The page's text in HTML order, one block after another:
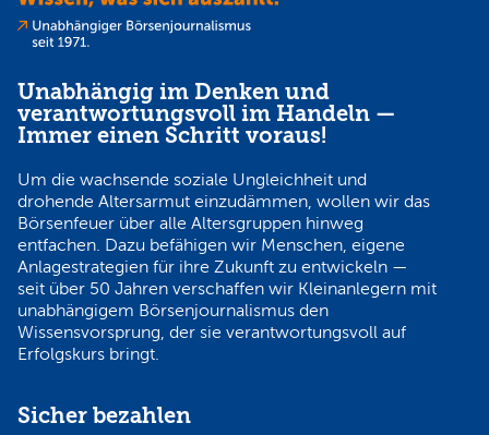
Unabhängig im Denken und
verantwortungsvoll im Handeln —
Immer einen Schritt voraus!
Um die wachsende soziale Ungleichheit und
drohende Altersarmut einzudämmen, wollen wir das
Börsenfeuer über alle Altersgruppen hinweg
entfachen. Dazu befähigen wir Menschen, eigene
Anlagestrategien für ihre Zukunft zu entwickeln —
seit über 50 Jahren verschaffen wir Kleinanlegern mit
unabhängigem Börsenjournalismus den
Wissensvorsprung, der sie verantwortungsvoll auf
Erfolgskurs bringt.
Sicher bezahlen